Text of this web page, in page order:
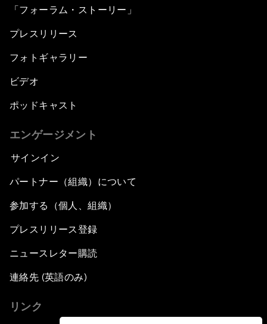
「フォーラム・ストーリー」
プレスリリース
フォトギャラリー
ビデオ
ポッドキャスト
エンゲージメント
サインイン
パートナー（組織）について
参加する（個人、組織）
プレスリリース登録
ニュースレター購読
連絡先 (英語のみ)
リンク